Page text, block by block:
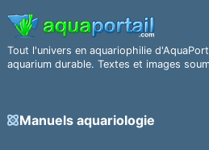
Tout l'univers en aquariophilie
aquarium durable. Textes et images
Manuels aquariologie